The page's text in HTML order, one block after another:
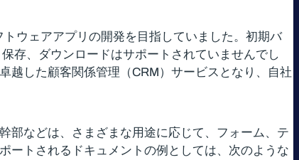
ウェアアプリの開発を目指していました。初期バ
存、ダウンロードはサポートされていませんでし
越した顧客関係管理（CRM）サービスとなり、自社
部などは、さまざまな用途に応じて、フォーム、テ
ートされるドキュメントの例としては、次のような